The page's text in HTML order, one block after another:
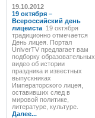
19.10.2012
19 октября –
Всероссийский день
лицеиста 19 октября
традиционно отмечается
День лицея. Портал
UniverTV предлагает вам
подборку образовательных
видео об истории
праздника и известных
выпускниках
Императорского лицея,
оставивших след в
мировой политике,
литературе, культуре.
Далее...